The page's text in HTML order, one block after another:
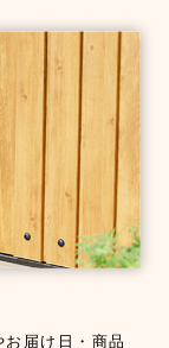
届け日・商品